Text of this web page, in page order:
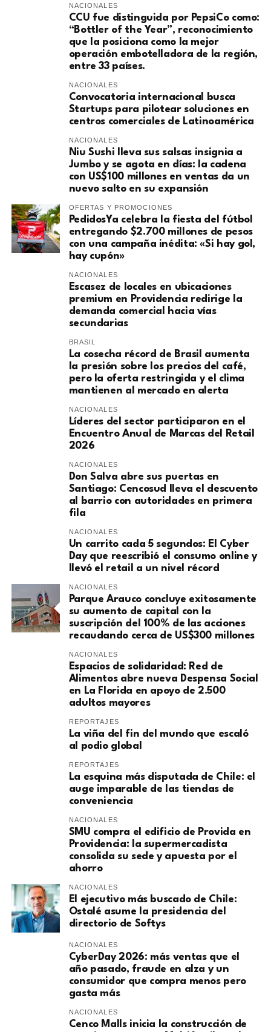
NACIONALES
CCU fue distinguida por PepsiCo como:
“Bottler of the Year”, reconocimiento
que la posiciona como la mejor
operación embotelladora de la región,
entre 33 países.
NACIONALES
Convocatoria internacional busca
Startups para pilotear soluciones en
centros comerciales de Latinoamérica
NACIONALES
Niu Sushi lleva sus salsas insignia a
Jumbo y se agota en días: la cadena
con US$100 millones en ventas da un
nuevo salto en su expansión
OFERTAS Y PROMOCIONES
PedidosYa celebra la fiesta del fútbol
entregando $2.700 millones de pesos
con una campaña inédita: «Si hay gol,
hay cupón»
NACIONALES
Escasez de locales en ubicaciones
premium en Providencia redirige la
demanda comercial hacia vías
secundarias
BRASIL
La cosecha récord de Brasil aumenta
la presión sobre los precios del café,
pero la oferta restringida y el clima
mantienen al mercado en alerta
NACIONALES
Líderes del sector participaron en el
Encuentro Anual de Marcas del Retail
2026
NACIONALES
Don Salva abre sus puertas en
Santiago: Cencosud lleva el descuento
al barrio con autoridades en primera
fila
NACIONALES
Un carrito cada 5 segundos: El Cyber
Day que reescribió el consumo online y
llevó el retail a un nivel récord
NACIONALES
Parque Arauco concluye exitosamente
su aumento de capital con la
suscripción del 100% de las acciones
recaudando cerca de US$300 millones
NACIONALES
Espacios de solidaridad: Red de
Alimentos abre nueva Despensa Social
en La Florida en apoyo de 2.500
adultos mayores
REPORTAJES
La viña del fin del mundo que escaló
al podio global
REPORTAJES
La esquina más disputada de Chile: el
auge imparable de las tiendas de
conveniencia
NACIONALES
SMU compra el edificio de Provida en
Providencia: la supermercadista
consolida su sede y apuesta por el
ahorro
NACIONALES
El ejecutivo más buscado de Chile:
Ostalé asume la presidencia del
directorio de Softys
NACIONALES
CyberDay 2026: más ventas que el
año pasado, fraude en alza y un
consumidor que compra menos pero
gasta más
NACIONALES
Cenco Malls inicia la construcción de